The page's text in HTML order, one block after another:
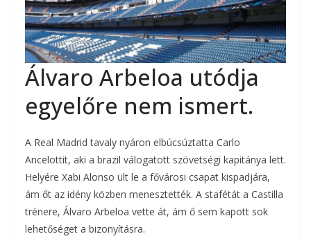
Álvaro Arbeloa utódja
egyelőre nem ismert.
A Real Madrid tavaly nyáron elbúcsúztatta Carlo
Ancelottit, aki a brazil válogatott szövetségi kapitánya lett.
Helyére Xabi Alonso ült le a fővárosi csapat kispadjára,
ám őt az idény közben menesztették. A stafétát a Castilla
trénere, Álvaro Arbeloa vette át, ám ő sem kapott sok
lehetőséget a bizonyításra.